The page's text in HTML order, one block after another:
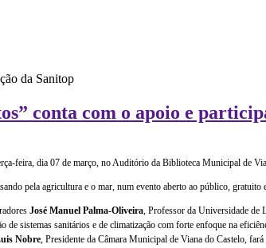
conta com o apoio e
feira, dia 07 de março, no Auditório da Biblioteca Municipal de
pela agricultura e o mar, num evento aberto ao público, gratuito
José Manuel Palma-Oliveira , Professor da Universidade
de sistemas sanitários e de climatização com forte enfoque na
Nobre , Presidente da Câmara Municipal de Viana do Castelo, fará